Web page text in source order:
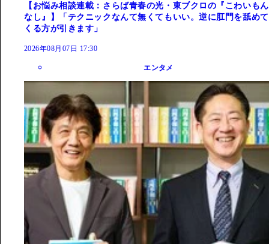
【お悩み相談連載：さらば青春の光・東ブクロの『こわいもん
なし』】「テクニックなんて無くてもいい。逆に肛門を舐めて
くる方が引きます」
2026年08月07日 17:30
エンタメ